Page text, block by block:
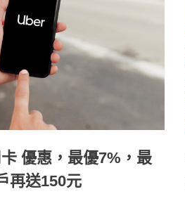
優惠，最優7%，最
再送150元